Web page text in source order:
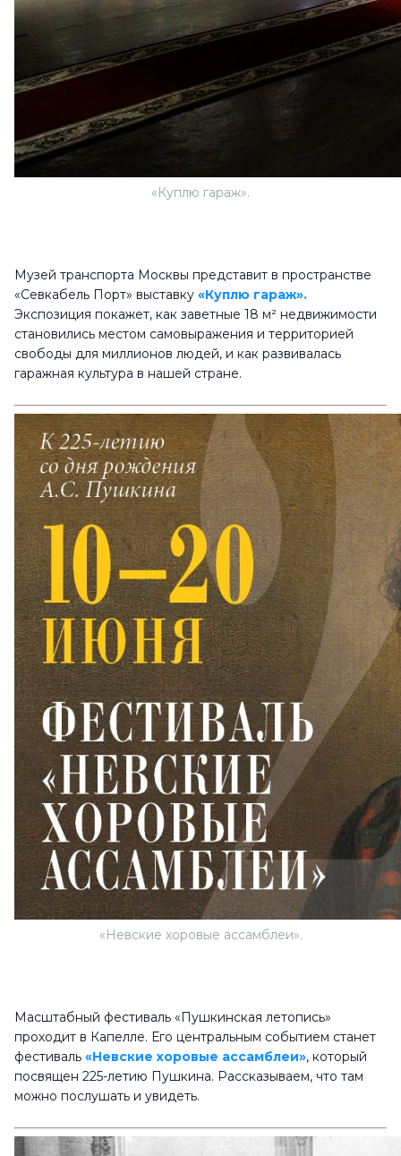
«Куплю гараж».
Музей транспорта Москвы представит в пространстве
«Севкабель Порт» выставку «Куплю гараж».
Экспозиция покажет, как заветные 18 м² недвижимости
становились местом самовыражения и территорией
свободы для миллионов людей, и как развивалась
гаражная культура в нашей стране.
«Невские хоровые ассамблеи».
Масштабный фестиваль «Пушкинская летопись»
проходит в Капелле. Его центральным событием станет
фестиваль «Невские хоровые ассамблеи», который
посвящен 225-летию Пушкина. Рассказываем, что там
можно послушать и увидеть.